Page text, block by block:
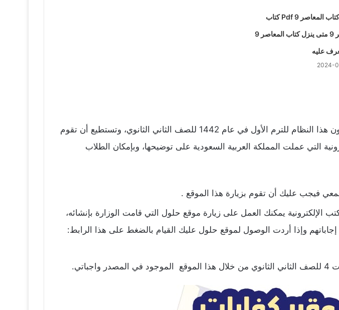
تحميل كتاب المعاصر 9 Pdf كتاب
المعاصر 9 متى ينزل كتاب المعاصر 9
عليه
2024-
كتاب كفايات هو كتاب يتحدث عن اللغة العربية في نظام يطلق عليه نظام 4 ويكون هذا النظام للترم الأول في عام 1442 للصف الثاني الثانوي، وتستطيع أن تقوم
التي عملت المملكة العربية السعودية على توضيحها، وبإمكان الطلاب
يمكنك العمل على زيارة موقع حلول التي قامت الوزارة بإنشائه،
وإذا أردت الوصول لموقع حلول عليك القيام بالضغط على هذا الرابط: